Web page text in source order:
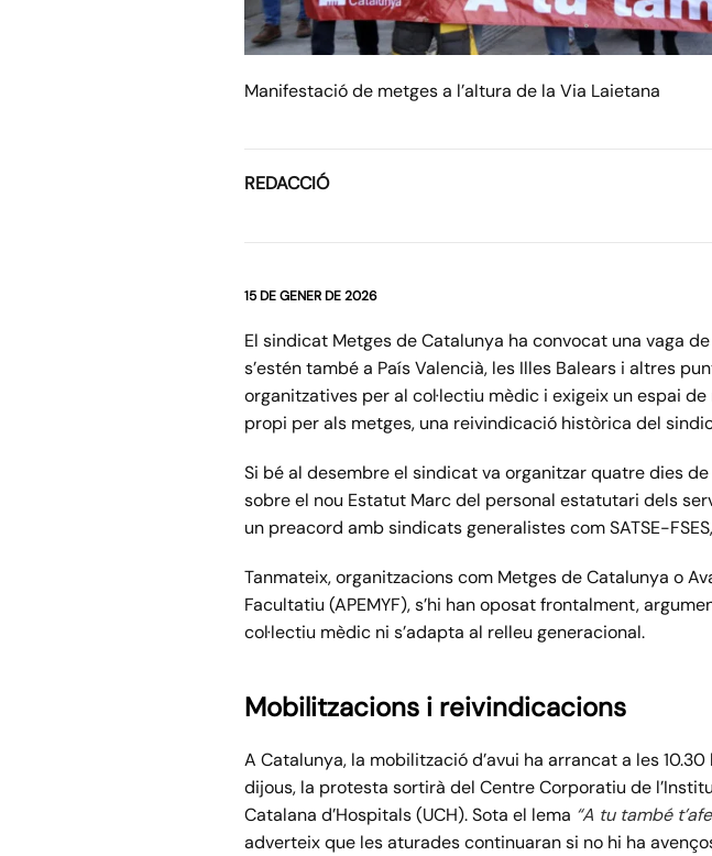
Manifestació de metges a l’altura de la Via Laietana
REDACCIÓ
15 DE GENER DE 2026
El sindicat Metges de Catalunya ha convocat una vaga
s’estén també a País Valencià, les Illes Balears i altres
organitzatives per al col·lectiu mèdic i exigeix un espai
propi per als metges, una reivindicació històrica del
Si bé al desembre el sindicat va organitzar quatre dies
sobre el nou Estatut Marc del personal estatutari dels
un preacord amb sindicats generalistes com SATSE-FSES,
Tanmateix, organitzacions com Metges de Catalunya o
Facultatiu (APEMYF), s’hi han oposat frontalment,
col·lectiu mèdic ni s’adapta al relleu generacional.
Mobilitzacions i reivindicacions
A Catalunya, la mobilització d’avui ha arrancat a les
dijous, la protesta sortirà del Centre Corporatiu de
Catalana d’Hospitals (UCH). Sota el lema “A tu també
adverteix que les aturades continuaran si no hi ha